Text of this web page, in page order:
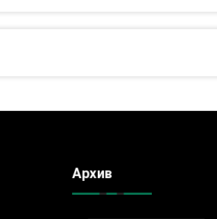
Архив